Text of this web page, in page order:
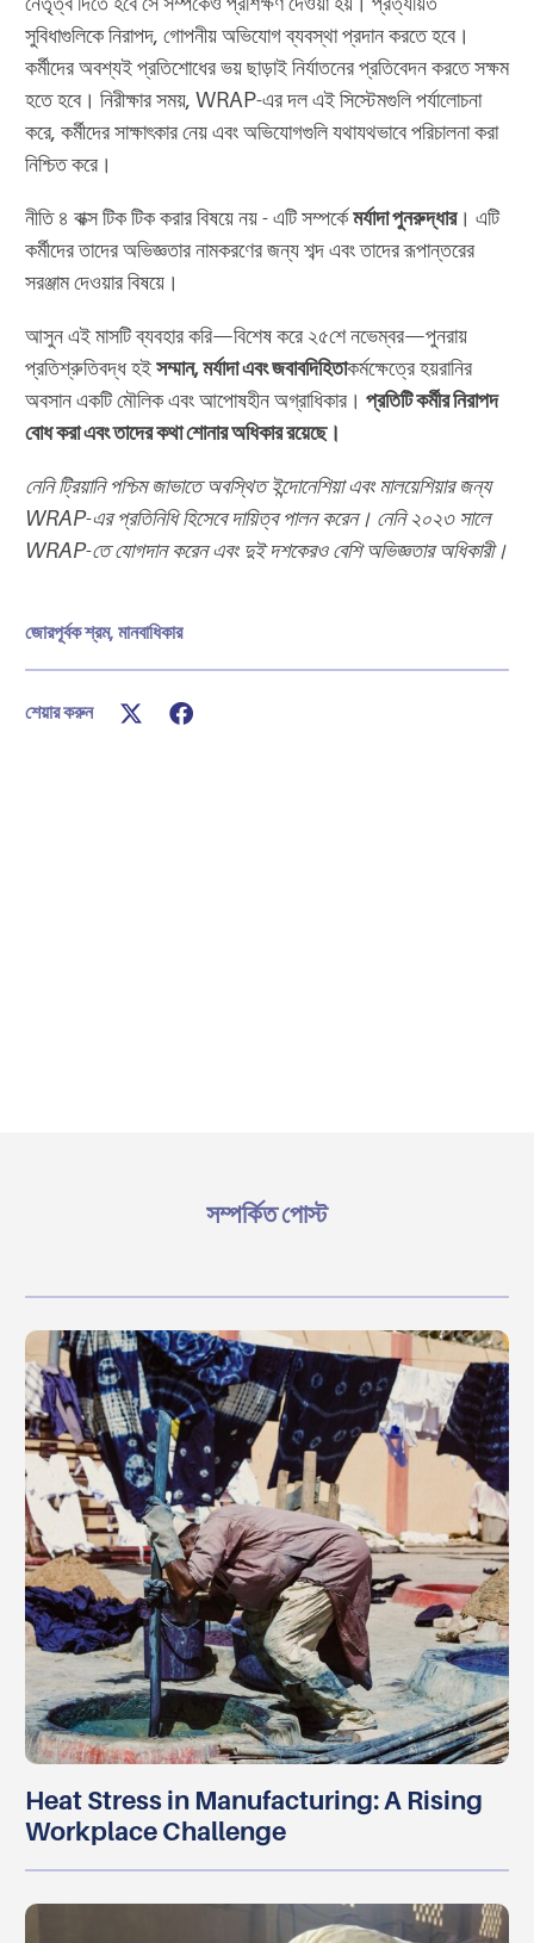
সুবিধাগুলিকে নিরাপদ, গোপনীয় অভিযোগ ব্যবস্থা প্রদান করতে হবে।
কর্মীদের অবশ্যই প্রতিশোধের ভয় ছাড়াই নির্যাতনের প্রতিবেদন করতে সক্ষম
হতে হবে। নিরীক্ষার সময়, WRAP-এর দল এই সিস্টেমগুলি পর্যালোচনা
করে, কর্মীদের সাক্ষাৎকার নেয় এবং অভিযোগগুলি যথাযথভাবে পরিচালনা করা
নিশ্চিত করে।
নীতি ৪ বাক্স টিক টিক করার বিষয়ে নয় - এটি সম্পর্কেমর্যাদা পুনরুদ্ধার। এটি
কর্মীদের তাদের অভিজ্ঞতার নামকরণের জন্য শব্দ এবং তাদের রূপান্তরের
সরঞ্জাম দেওয়ার বিষয়ে।
আসুন এই মাসটি ব্যবহার করি—বিশেষ করে ২৫শে নভেম্বর—পুনরায়
প্রতিশ্রুতিবদ্ধ হই সম্মান, মর্যাদা এবং জবাবদিহিতাকর্মক্ষেত্রে হয়রানির
অবসান একটি মৌলিক এবং আপোষহীন অগ্রাধিকার। প্রতিটি কর্মীর নিরাপদ
বোধ করা এবং তাদের কথা শোনার অধিকার রয়েছে।
নেনি ট্রিয়ানি পশ্চিম জাভাতে অবস্থিত ইন্দোনেশিয়া এবং মালয়েশিয়ার জন্য
WRAP-এর প্রতিনিধি হিসেবে দায়িত্ব পালন করেন। নেনি ২০২৩ সালে
WRAP-তে যোগদান করেন এবং দুই দশকেরও বেশি অভিজ্ঞতার অধিকারী।
জোরপূর্বক শ্রম, মানবাধিকার
শেয়ার করুন
সম্পর্কিত পোস্ট
Heat Stress in Manufacturing: A Rising
Workplace Challenge